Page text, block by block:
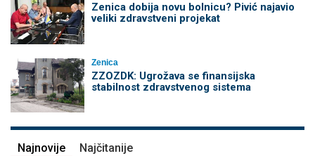
Zenica dobija novu bolnicu? Pivić najavio
veliki zdravstveni projekat
Zenica
ZZOZDK: Ugrožava se finansijska
stabilnost zdravstvenog sistema
Najnovije Najčitanije